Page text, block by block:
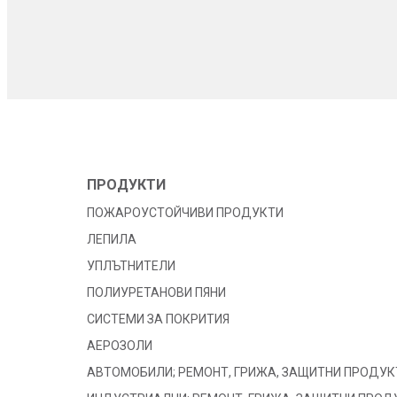
ПРОДУКТИ
ПОЖАРОУСТОЙЧИВИ ПРОДУКТИ
ЛЕПИЛА
УПЛЪТНИТЕЛИ
ПОЛИУРЕТАНОВИ ПЯНИ
СИСТЕМИ ЗА ПОКРИТИЯ
АЕРОЗОЛИ
АВТОМОБИЛИ; РЕМОНТ, ГРИЖА, ЗАЩИТНИ